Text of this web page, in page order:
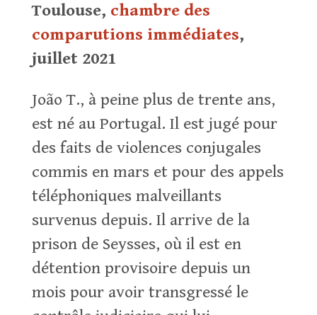
Toulouse, chambre des
comparutions immédiates,
juillet 2021
João T., à peine plus de trente ans,
est né au Portugal. Il est jugé pour
des faits de violences conjugales
commis en mars et pour des appels
téléphoniques malveillants
survenus depuis. Il arrive de la
prison de Seysses, où il est en
détention provisoire depuis un
mois pour avoir transgressé le